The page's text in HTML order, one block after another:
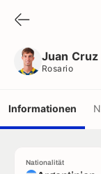
Juan Cruz
Rosario
Informationen
Nationalität